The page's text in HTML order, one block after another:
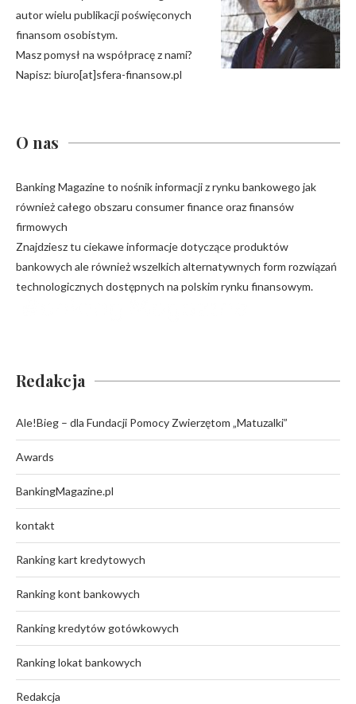
autor wielu publikacji poświęconych
finansom osobistym.
Masz pomysł na współpracę z nami?
Napisz: biuro[at]sfera-finansow.pl
O nas
Banking Magazine to nośnik informacji z rynku bankowego jak
również całego obszaru consumer finance oraz finansów
firmowych
Znajdziesz tu ciekawe informacje dotyczące produktów
bankowych ale również wszelkich alternatywnych form rozwiązań
technologicznych dostępnych na polskim rynku finansowym.
Redakcja
Ale!Bieg – dla Fundacji Pomocy Zwierzętom „Matuzalki”
Awards
BankingMagazine.pl
kontakt
Ranking kart kredytowych
Ranking kont bankowych
Ranking kredytów gotówkowych
Ranking lokat bankowych
Redakcja